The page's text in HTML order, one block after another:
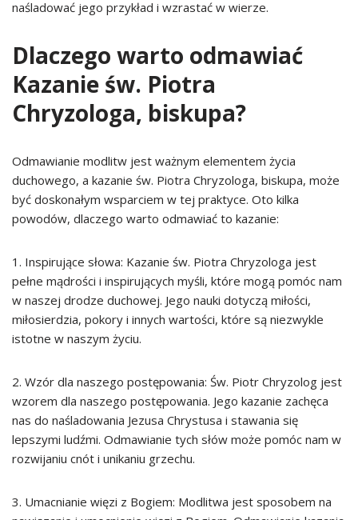
naśladować jego przykład i wzrastać w wierze.
Dlaczego warto odmawiać
Kazanie św. Piotra
Chryzologa, biskupa?
Odmawianie modlitw jest ważnym elementem życia
duchowego, a kazanie św. Piotra Chryzologa, biskupa, może
być doskonałym wsparciem w tej praktyce. Oto kilka
powodów, dlaczego warto odmawiać to kazanie:
1. Inspirujące słowa: Kazanie św. Piotra Chryzologa jest
pełne mądrości i inspirujących myśli, które mogą pomóc nam
w naszej drodze duchowej. Jego nauki dotyczą miłości,
miłosierdzia, pokory i innych wartości, które są niezwykle
istotne w naszym życiu.
2. Wzór dla naszego postępowania: Św. Piotr Chryzolog jest
wzorem dla naszego postępowania. Jego kazanie zachęca
nas do naśladowania Jezusa Chrystusa i stawania się
lepszymi ludźmi. Odmawianie tych słów może pomóc nam w
rozwijaniu cnót i unikaniu grzechu.
3. Umacnianie więzi z Bogiem: Modlitwa jest sposobem na